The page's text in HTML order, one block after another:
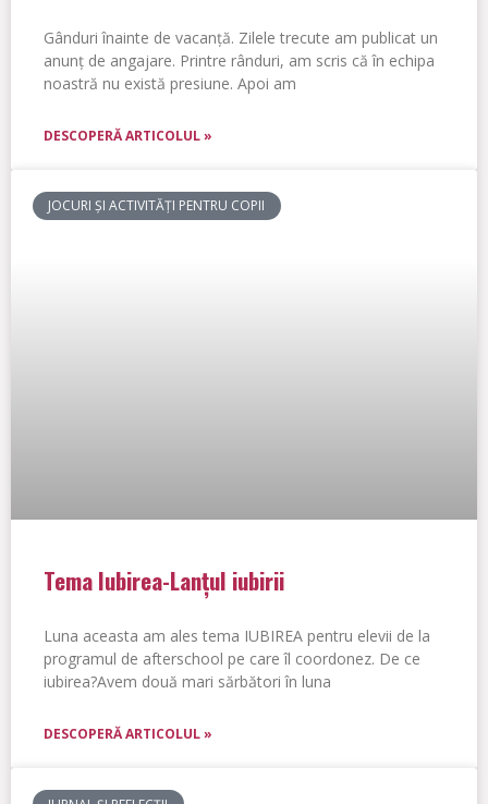
Gânduri înainte de vacanță. Zilele trecute am publicat un
anunț de angajare. Printre rânduri, am scris că în echipa
noastră nu există presiune. Apoi am
DESCOPERĂ ARTICOLUL »
JOCURI ȘI ACTIVITĂȚI PENTRU COPII
Tema Iubirea-Lanțul iubirii
Luna aceasta am ales tema IUBIREA pentru elevii de la
programul de afterschool pe care îl coordonez. De ce
iubirea?Avem două mari sărbători în luna
DESCOPERĂ ARTICOLUL »